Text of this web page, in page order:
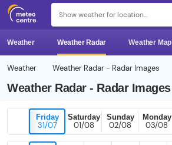
Weather Weather Radar Weather Map
Weather Weather Radar - Radar Images
Weather Radar - Radar Images
Friday
31/07
Saturday
01/08
Sunday
02/08
Monday
03/08